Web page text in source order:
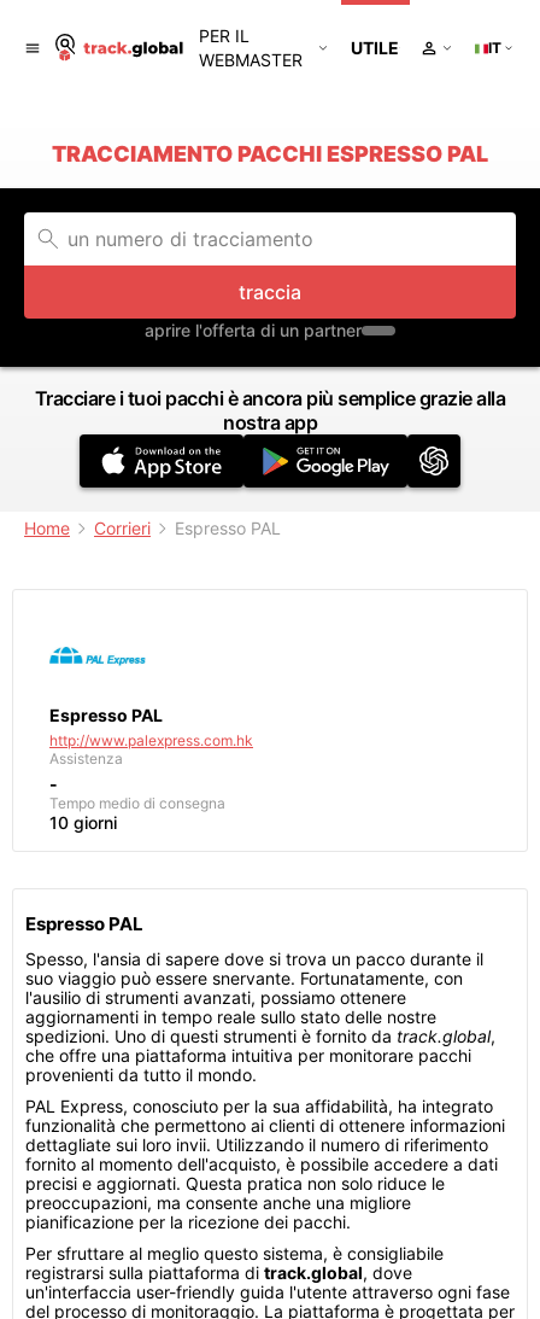
PER IL
WEBMASTER
UTILE IT
TRACCIAMENTO PACCHI ESPRESSO PAL
traccia
aprire l'offerta di un partner
Tracciare i tuoi pacchi è ancora più semplice grazie alla
nostra app
Home Corrieri Espresso PAL
Espresso PAL
http://www.palexpress.com.hk
Assistenza
-
Tempo medio di consegna
10 giorni
Espresso PAL
Spesso, l'ansia di sapere dove si trova un pacco durante il
suo viaggio può essere snervante. Fortunatamente, con
l'ausilio di strumenti avanzati, possiamo ottenere
aggiornamenti in tempo reale sullo stato delle nostre
spedizioni. Uno di questi strumenti è fornito da track.global,
che offre una piattaforma intuitiva per monitorare pacchi
provenienti da tutto il mondo.
PAL Express, conosciuto per la sua affidabilità, ha integrato
funzionalità che permettono ai clienti di ottenere informazioni
dettagliate sui loro invii. Utilizzando il numero di riferimento
fornito al momento dell'acquisto, è possibile accedere a dati
precisi e aggiornati. Questa pratica non solo riduce le
preoccupazioni, ma consente anche una migliore
pianificazione per la ricezione dei pacchi.
Per sfruttare al meglio questo sistema, è consigliabile
registrarsi sulla piattaforma di track.global, dove
un'interfaccia user-friendly guida l'utente attraverso ogni fase
del processo di monitoraggio. La piattaforma è progettata per